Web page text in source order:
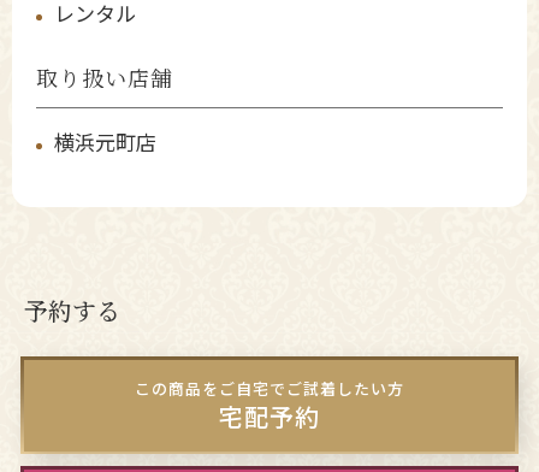
レンタル
取り扱い店舗
横浜元町店
予約する
この商品をご自宅でご試着したい方
宅配予約